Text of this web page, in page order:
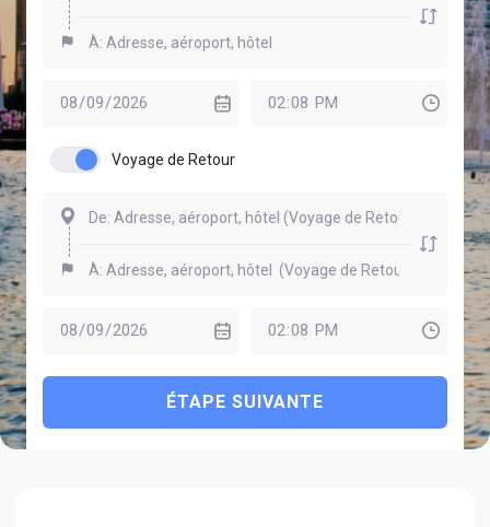
Voyage de Retour
ÉTAPE SUIVANTE